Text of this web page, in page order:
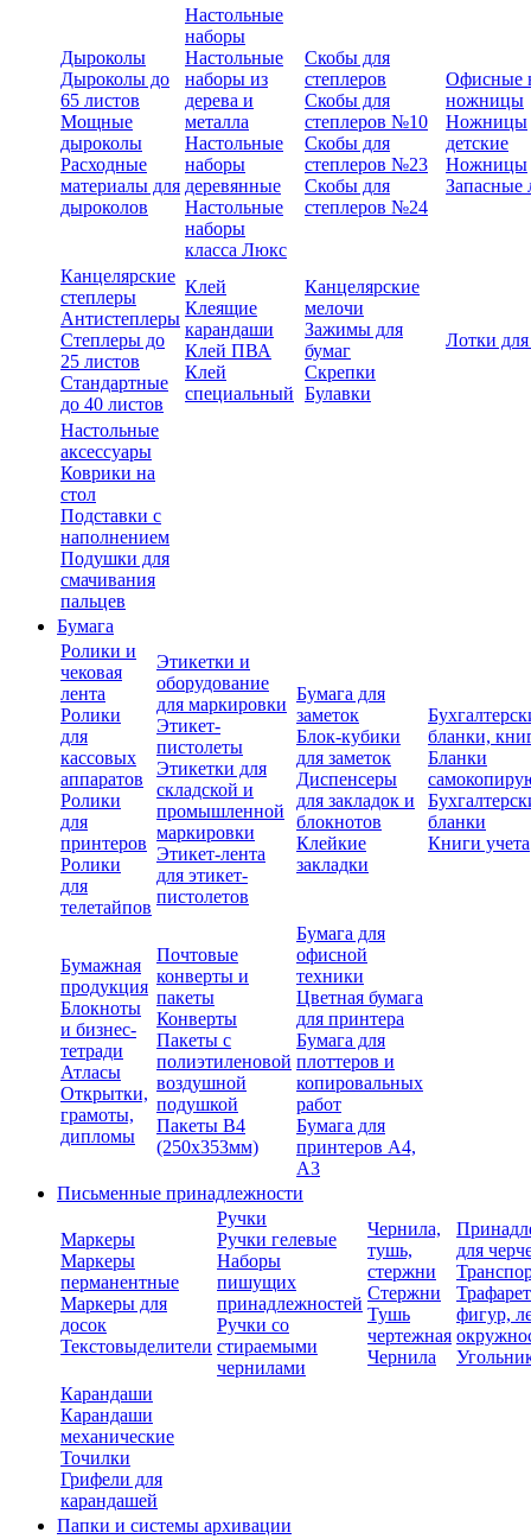
Дыроколы
Дыроколы до
65 листов
Мощные
дыроколы
Расходные
материалы для
дыроколов
Настольные
наборы
Настольные
наборы из
дерева и
металла
Настольные
наборы
деревянные
Настольные
наборы
класса Люкс
Скобы для
степлеров
Скобы для
степлеров №10
Скобы для
степлеров №23
Скобы для
степлеров №24
Офисные
ножницы
Ножницы
детские
Ножницы
Запасные
Канцелярские
степлеры
Антистеплеры
Степлеры до
25 листов
Стандартные
до 40 листов
Клей
Клеящие
карандаши
Клей ПВА
Клей
специальный
Канцелярские
мелочи
Зажимы для
бумаг
Скрепки
Булавки
Лотки
Настольные
аксессуары
Коврики на
стол
Подставки с
наполнением
Подушки для
смачивания
пальцев
Бумага
Ролики и
чековая
лента
Ролики
для
кассовых
аппаратов
Ролики
для
принтеров
Ролики
для
телетайпов
Этикетки и
оборудование
для маркировки
Этикет-
пистолеты
Этикетки для
складской и
промышленной
маркировки
Этикет-лента
для этикет-
пистолетов
Бумага для
заметок
Блок-кубики
для заметок
Диспенсеры
для закладок и
блокнотов
Клейкие
закладки
бланки,
Бланки
бланки
Книги учета
Бумажная
продукция
Блокноты
и бизнес-
тетради
Атласы
Открытки,
грамоты,
дипломы
Почтовые
конверты и
пакеты
Конверты
Пакеты с
полиэтиленовой
воздушной
подушкой
Пакеты В4
(250х353мм)
Бумага для
офисной
техники
Цветная бумага
для принтера
Бумага для
плоттеров и
копировальных
работ
Бумага для
принтеров А4,
А3
Письменные принадлежности
Маркеры
Маркеры
перманентные
Маркеры для
досок
Текстовыделители
Ручки
Ручки гелевые
Наборы
пишущих
принадлежностей
Ручки со
стираемыми
чернилами
Чернила,
тушь,
стержни
Стержни
Тушь
чертежная
Чернила
для
фигур,
Карандаши
Карандаши
механические
Точилки
Грифели для
карандашей
Папки и системы архивации